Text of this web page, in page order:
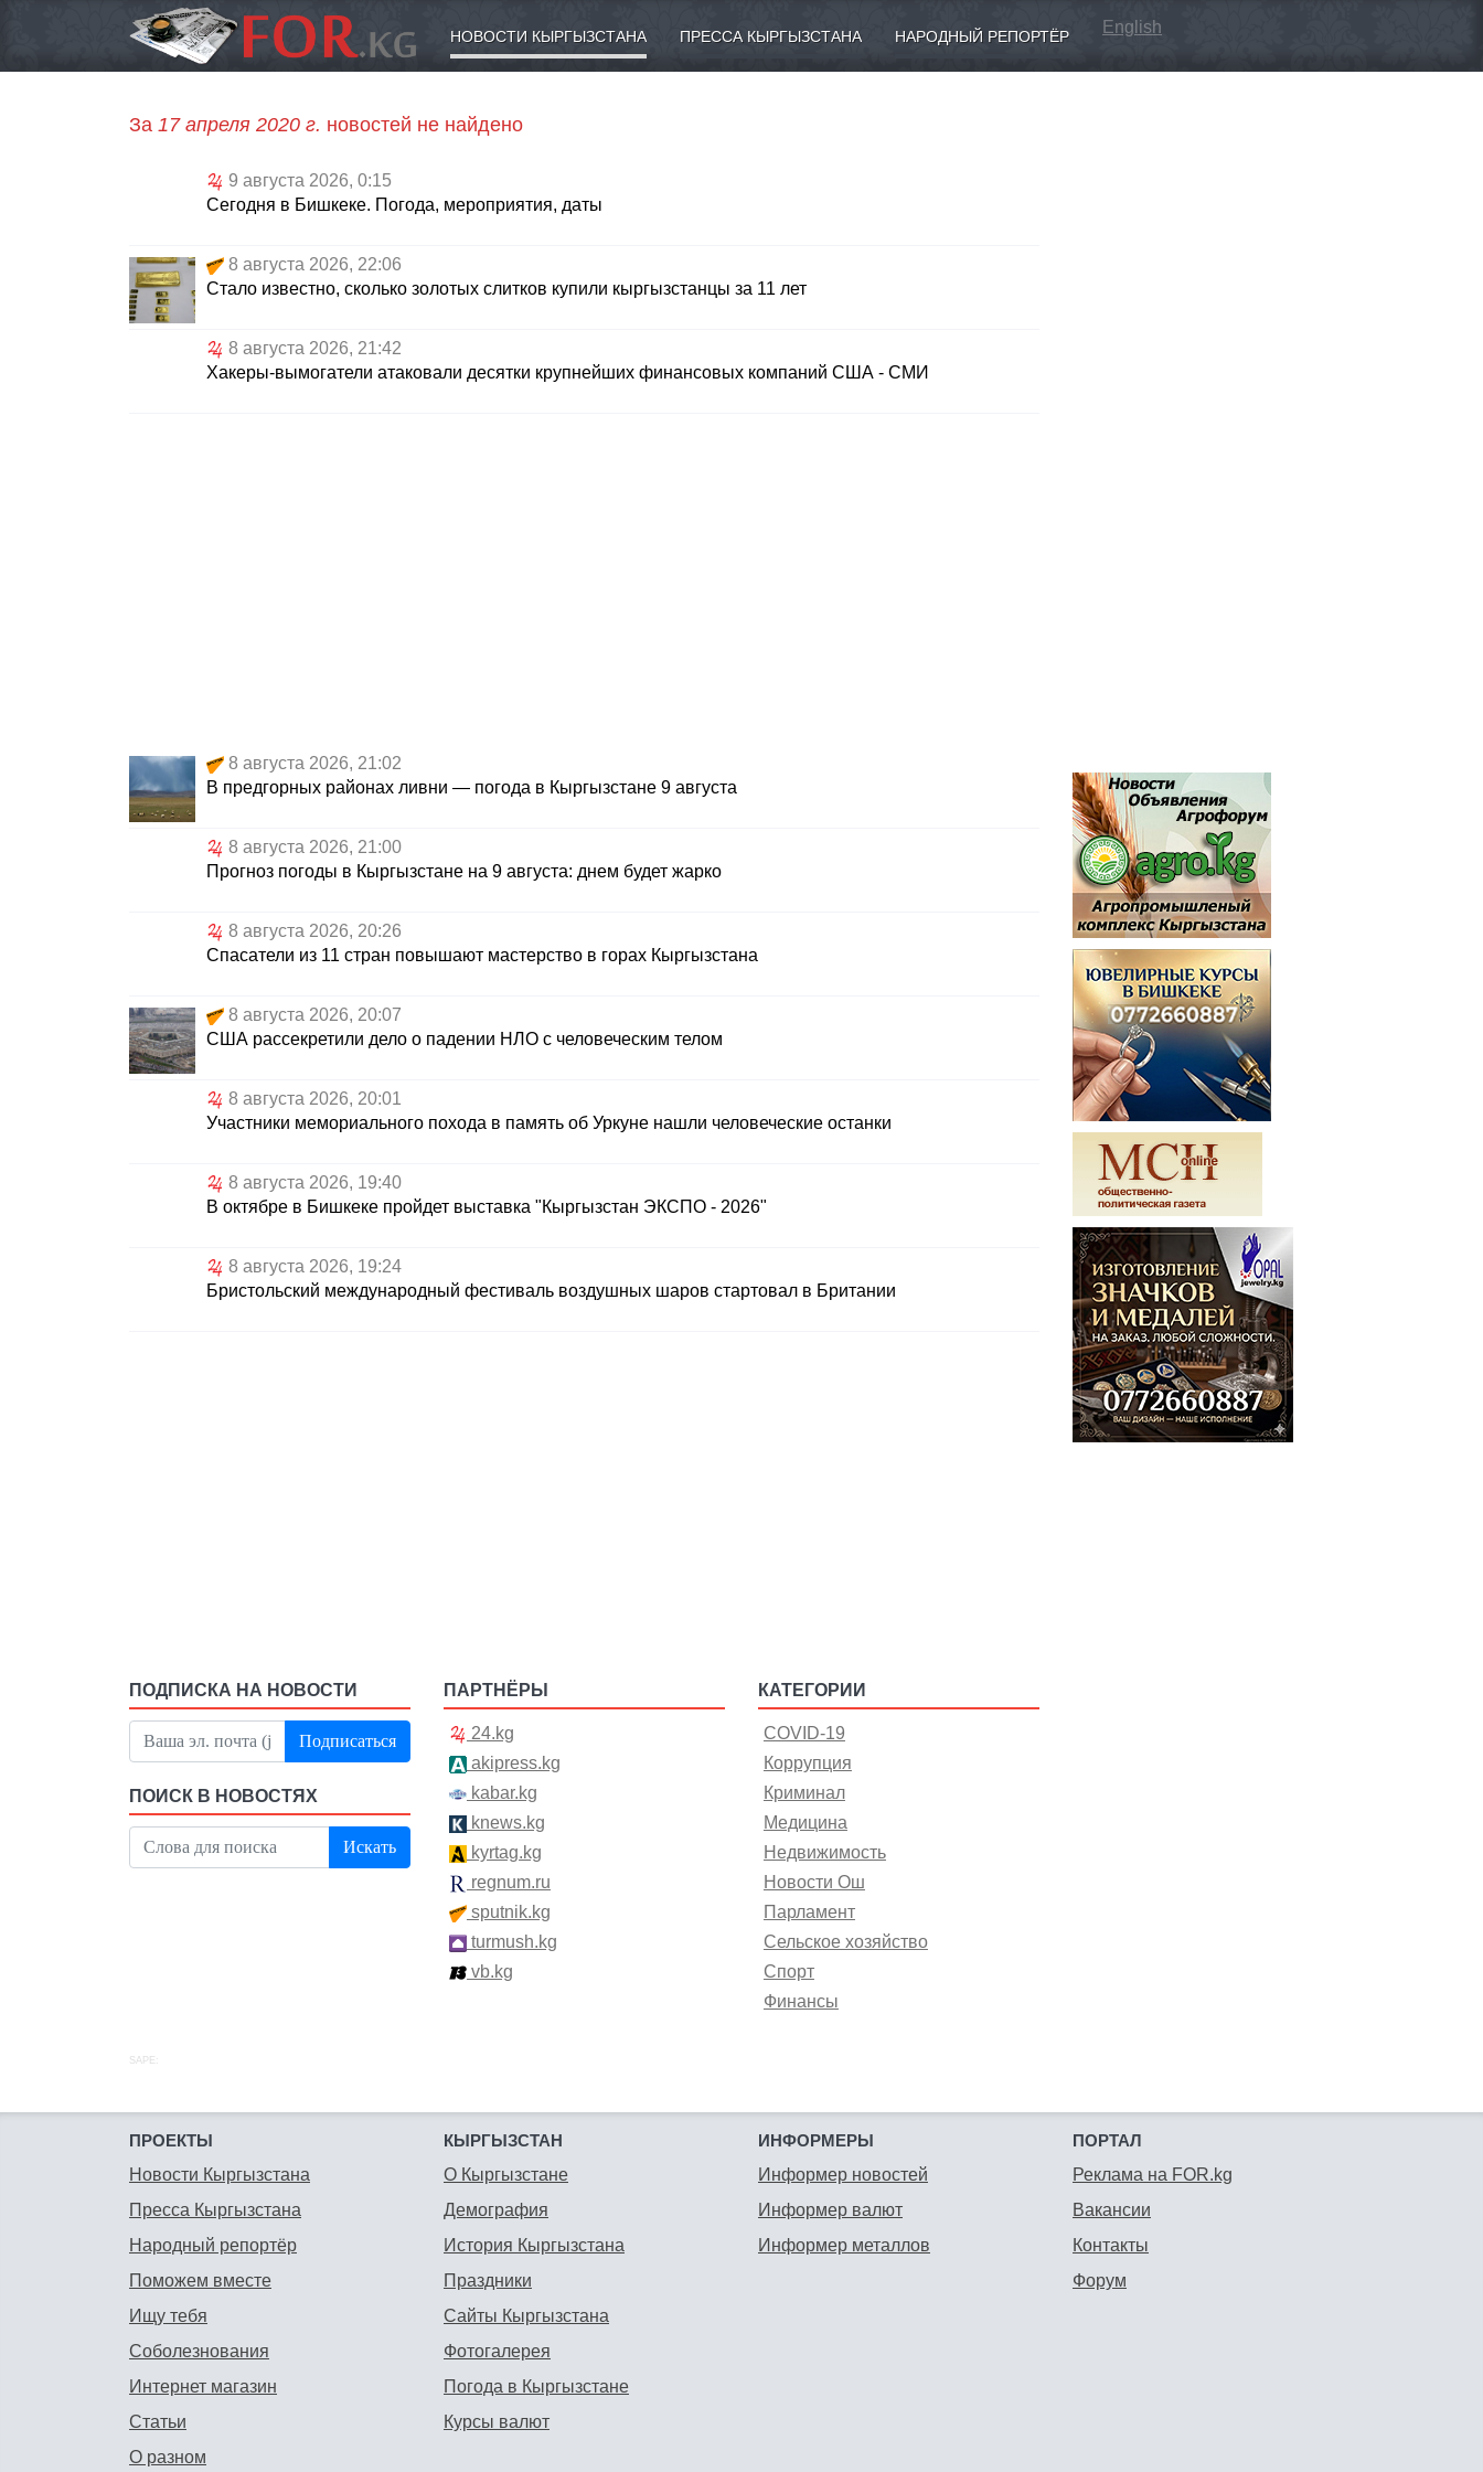
НОВОСТИ КЫРГЫЗСТАНА ПРЕССА КЫРГЫЗСТАНА НАРОДНЫЙ РЕПОРТЁР English
За 17 апреля 2020 г. новостей не найдено
9 августа 2026, 0:15
Сегодня в Бишкеке. Погода, мероприятия, даты
8 августа 2026, 22:06
Стало известно, сколько золотых слитков купили кыргызстанцы за 11 лет
8 августа 2026, 21:42
Хакеры-вымогатели атаковали десятки крупнейших финансовых компаний США - СМИ
8 августа 2026, 21:02
В предгорных районах ливни — погода в Кыргызстане 9 августа
8 августа 2026, 21:00
Прогноз погоды в Кыргызстане на 9 августа: днем будет жарко
8 августа 2026, 20:26
Спасатели из 11 стран повышают мастерство в горах Кыргызстана
8 августа 2026, 20:07
США рассекретили дело о падении НЛО с человеческим телом
8 августа 2026, 20:01
Участники мемориального похода в память об Уркуне нашли человеческие останки
8 августа 2026, 19:40
В октябре в Бишкеке пройдет выставка "Кыргызстан ЭКСПО - 2026"
8 августа 2026, 19:24
Бристольский международный фестиваль воздушных шаров стартовал в Британии
ПОДПИСКА НА НОВОСТИ
Подписаться
ПОИСК В НОВОСТЯХ
Искать
ПАРТНЁРЫ
24.kg
akipress.kg
kabar.kg
knews.kg
kyrtag.kg
regnum.ru
sputnik.kg
turmush.kg
vb.kg
КАТЕГОРИИ
COVID-19
Коррупция
Криминал
Медицина
Недвижимость
Новости Ош
Парламент
Сельское хозяйство
Спорт
Финансы
SAPE:
ПРОЕКТЫ
Новости Кыргызстана
Пресса Кыргызстана
Народный репортёр
Поможем вместе
Ищу тебя
Соболезнования
Интернет магазин
Статьи
О разном
КЫРГЫЗСТАН
О Кыргызстане
Демография
История Кыргызстана
Праздники
Сайты Кыргызстана
Фотогалерея
Погода в Кыргызстане
Курсы валют
ИНФОРМЕРЫ
Информер новостей
Информер валют
Информер металлов
ПОРТАЛ
Реклама на FOR.kg
Вакансии
Контакты
Форум